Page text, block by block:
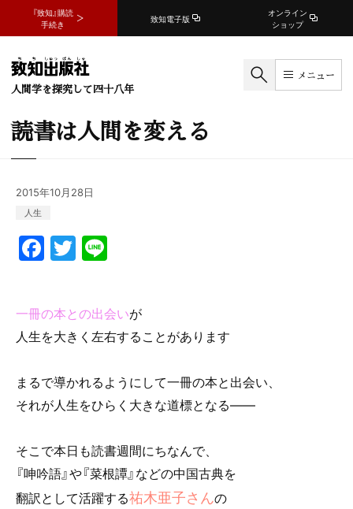
『致知』購読
手続き
致知電子版
オンライン
ショップ
人間学を探究して四十八年
メニュー
読書は人間を変える
2015年10月28日
人生
F
a
e
b
o
o
k
T
w
itt
er
e
一冊の本との出会いが
人生を大きく左右することがあります
まるで導かれるようにして一冊の本と出会い、
それが人生をひらく大きな道標となる――
そこで本日も読書週間にちなんで、
『呻吟語』や『菜根譚』などの中国古典を
翻訳として活躍する祐木亜子さんの